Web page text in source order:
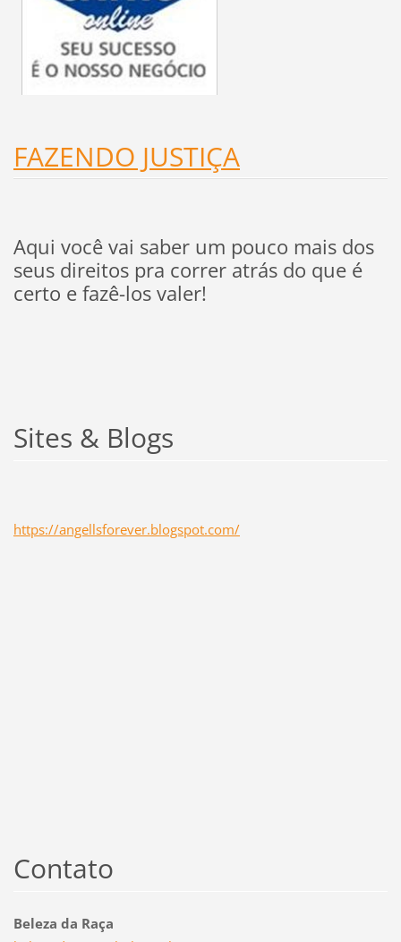
FAZENDO JUSTIÇA
Aqui você vai saber um pouco mais dos
seus direitos pra correr atrás do que é
certo e fazê-los valer!
Sites & Blogs
https://angellsforever.blogspot.com/
Contato
Beleza da Raça